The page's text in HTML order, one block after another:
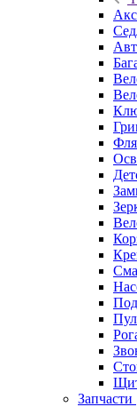
Запчасти